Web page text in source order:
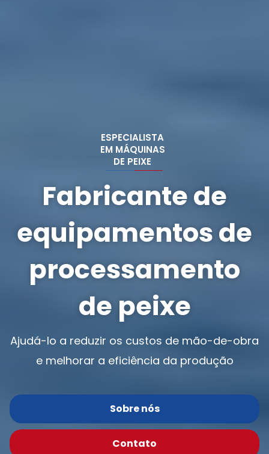
ESPECIALISTA
EM MÁQUINAS
DE PEIXE
Fabricante de
equipamentos de
processamento
de peixe
Ajudá-lo a reduzir os custos de mão-de-obra
e melhorar a eficiência da produção
Sobre nós
Contato